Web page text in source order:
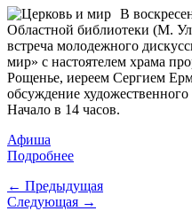
В
Областной библиотеки (М.
встреча молодежного
мир» с настоятелем храма
Рощенье, иереем Сергием
обсуждение
Начало в 14 часов.
Афиша
Подробнее
← Предыдущая
Следующая →